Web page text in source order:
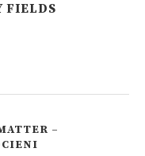
FIELDS
–